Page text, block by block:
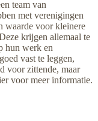
team van
met verenigingen
waarde voor kleinere
krijgen allemaal te
hun werk en
vast te leggen,
voor zittende, maar
voor meer informatie.